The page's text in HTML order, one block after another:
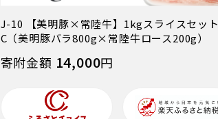
J-10 【美明豚×常陸牛】1kgスライスセット
C（美明豚バラ800g×常陸牛ロース200g）
寄附金額 14,000円